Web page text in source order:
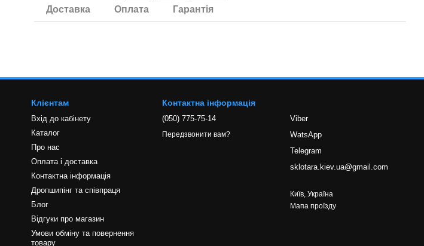
Доставка Оплата Гарантія
Клієнтам
Вхід до кабінету
Каталог
Про нас
Оплата і доставка
Контактна інформація
Дропшипінг та співпраця
Блог
Відгуки про магазин
Умови обміну та повернення
товару
Контактна інформація
(050) 775-75-14
Передзвонити вам?
Viber
WatsApp
Telegram
sklotara.kiev.ua@gmail.com
Київ, Україна
Мапа проїзду